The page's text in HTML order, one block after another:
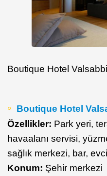
Boutique Hotel
Boutique Hotel
Özellikler: Park yeri,
havaalanı servisi,
sağlık merkezi, bar,
Konum: Şehir merkezi